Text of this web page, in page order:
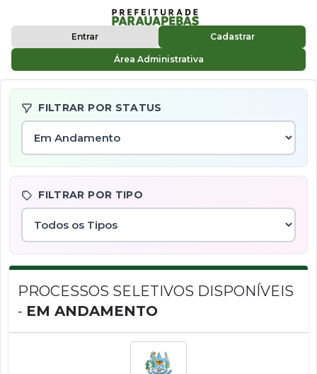
Entrar Cadastrar
Área Administrativa
FILTRAR POR STATUS
FILTRAR POR TIPO
PROCESSOS SELETIVOS DISPONÍVEIS
- EM ANDAMENTO